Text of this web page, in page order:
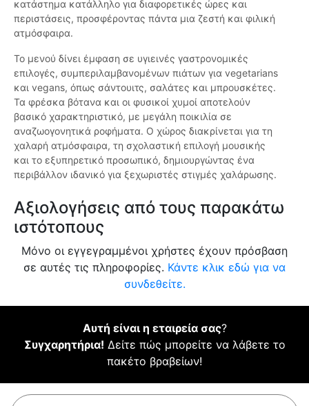
κατάστημα κατάλληλο για διαφορετικές ώρες και
περιστάσεις, προσφέροντας πάντα μια ζεστή και φιλική
ατμόσφαιρα.
Το μενού δίνει έμφαση σε υγιεινές γαστρονομικές
επιλογές, συμπεριλαμβανομένων πιάτων για vegetarians
και vegans, όπως σάντουιτς, σαλάτες και μπρουσκέτες.
Τα φρέσκα βότανα και οι φυσικοί χυμοί αποτελούν
βασικό χαρακτηριστικό, με μεγάλη ποικιλία σε
αναζωογονητικά ροφήματα. Ο χώρος διακρίνεται για τη
χαλαρή ατμόσφαιρα, τη σχολαστική επιλογή μουσικής
και το εξυπηρετικό προσωπικό, δημιουργώντας ένα
περιβάλλον ιδανικό για ξεχωριστές στιγμές χαλάρωσης.
Αξιολογήσεις από τους παρακάτω
ιστότοπους
Μόνο οι εγγεγραμμένοι χρήστες έχουν πρόσβαση
σε αυτές τις πληροφορίες. Κάντε κλικ εδώ για να
συνδεθείτε.
Αυτή είναι η εταιρεία σας?
Συγχαρητήρια! Δείτε πώς μπορείτε να λάβετε το
πακέτο βραβείων!